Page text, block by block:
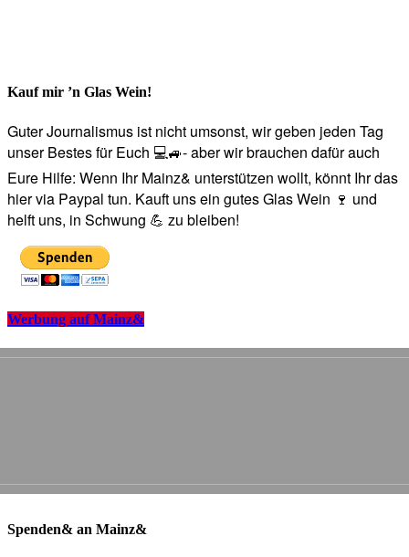
Kauf mir ’n Glas Wein!
Guter Journalismus ist nicht umsonst, wir geben jeden Tag
unser Bestes für Euch 💻🚙- aber wir brauchen dafür auch
Eure Hilfe: Wenn Ihr Mainz& unterstützen wollt, könnt Ihr das
hier via Paypal tun. Kauft uns ein gutes Glas Wein 🍷 und
helft uns, in Schwung 💪 zu bleiben!
Werbung auf Mainz&
Spenden& an Mainz&